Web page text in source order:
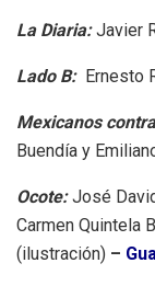
La Diaria:Javier
Lado B: Ernesto
Mexicanos
Buendía y
Ocote:José
Carmen Quintela
(ilustración) –